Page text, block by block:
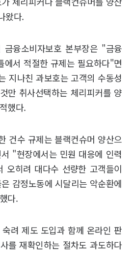
왔다.
금융소비자보호 본부장은 "금융
에서 적절한 규제는 필요하다"면
지나친 과보호는 고객의 수동성
만 취사선택하는 체리피커를 양
했다.
건수 규제는 블랙컨슈머 양산으
"현장에서는 민원 대응에 인력
오히려 대다수 선량한 고객들이
감정노동에 시달리는 악순환에
다.
려 제도 도입과 함께 온라인 판
를 재확인하는 절차도 과도하다